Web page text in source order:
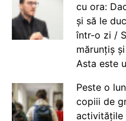
cu ora:
și să le
într-o zi /
mărunțiș
Asta este
Peste o
copiii de
activitățile